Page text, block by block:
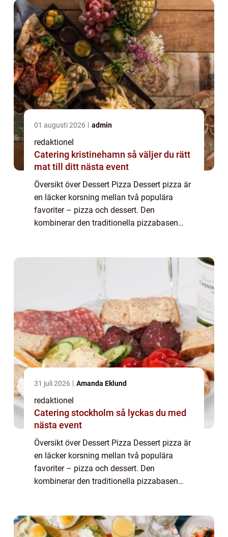
01 augusti 2026 admin
redaktionel
Catering kristinehamn så väljer du rätt
mat till ditt nästa event
Översikt över Dessert Pizza Dessert pizza är
en läcker korsning mellan två populära
favoriter – pizza och dessert. Den
kombinerar den traditionella pizzabasen
31 juli 2026 Amanda Eklund
redaktionel
Catering stockholm så lyckas du med
nästa event
Översikt över Dessert Pizza Dessert pizza är
en läcker korsning mellan två populära
favoriter – pizza och dessert. Den
kombinerar den traditionella pizzabasen